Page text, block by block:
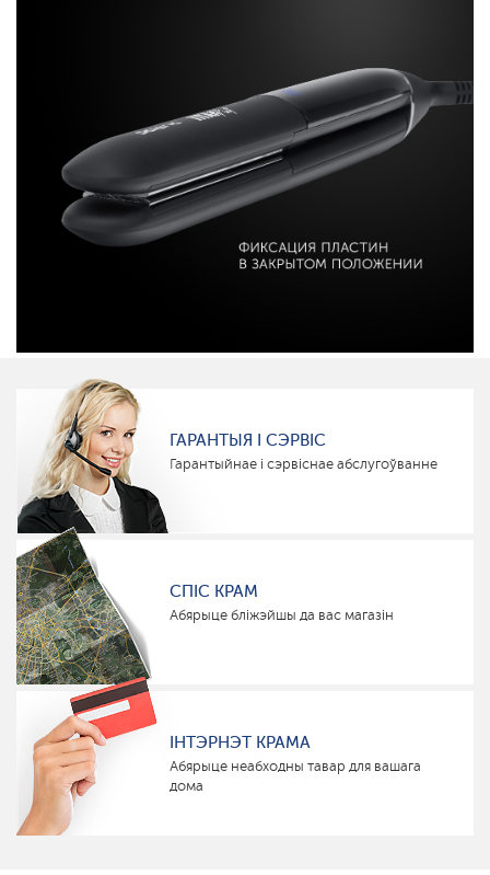
ГАРАНТЫЯ І СЭРВІС
Гарантыйнае і сэрвіснае абслугоўванне
СПІС КРАМ
Абярыце бліжэйшы да вас магазін
ІНТЭРНЭТ КРАМА
Абярыце неабходны тавар для вашага
дома